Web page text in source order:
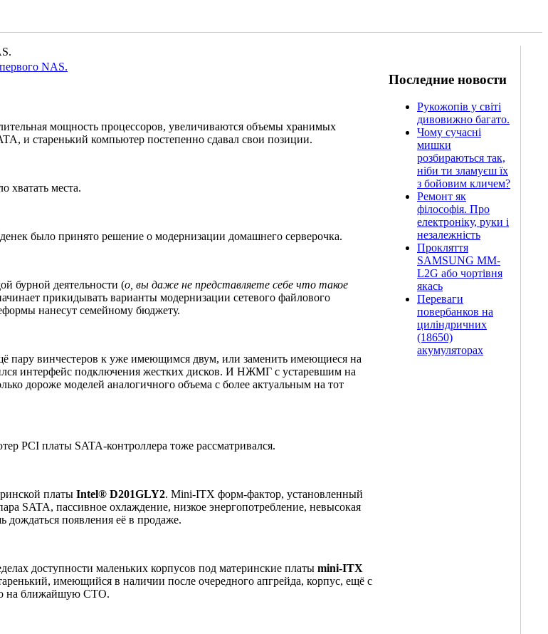
NAS.
мощность процессоров, увеличиваются объемы хранимых
и старенький компьютер постепенно сдавал свои позиции.
хватать места.
было принято решение о модернизации домашнего серверочка.
бурной деятельности (о, вы даже не представляете себе что такое
прикидывать варианты модернизации сетевого файлового
нанесут семейному бюджету.
пару винчестеров к уже имеющимся двум, или заменить имеющиеся на
интерфейс подключения жестких дисков. И НЖМГ с устаревшим на
дороже моделей аналогичного объема с более актуальным на тот
PCI платы SATA-контроллера тоже рассматривался.
платы Intel® D201GLY2. Mini-ITX форм-фактор, установленный
SATA, пассивное охлаждение, низкое энергопотребление, невысокая
дождаться появления её в продаже.
доступности маленьких корпусов под материнские платы mini-ITX
имеющийся в наличии после очередного апгрейда, корпус, ещё с
на ближайшую СТО.
Последние новости
Рукожопів у світі
дивовижно багато.
Чому сучасні
мишки
розбираються так,
ніби ти зламуєш їх
з бойовим кличем?
Ремонт як
філософія. Про
електроніку, руки і
незалежність
Прокляття
SAMSUNG MM-
L2G або чортівня
якась
Переваги
повербанков на
циліндричних
(18650)
акумуляторах